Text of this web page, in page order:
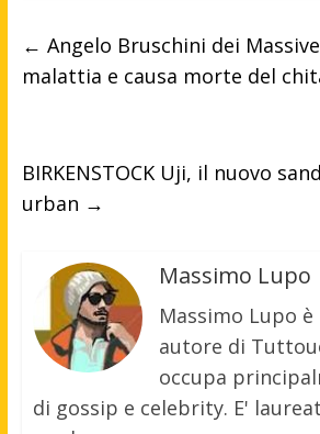
← Angelo Bruschini dei
malattia e causa morte del
BIRKENSTOCK Uji, il nuovo
urban →
Massimo Lupo
Massimo Lupo
autore di
occupa
di gossip e celebrity. E'